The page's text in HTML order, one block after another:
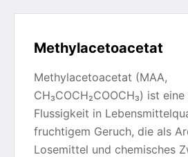
Methylacetoacetat
Methylacetoacetat (MAA,
CH₃COCH₂COOCH₃) ist
Flussigkeit in
fruchtigem Geruch, die als
Losemittel und chemisches